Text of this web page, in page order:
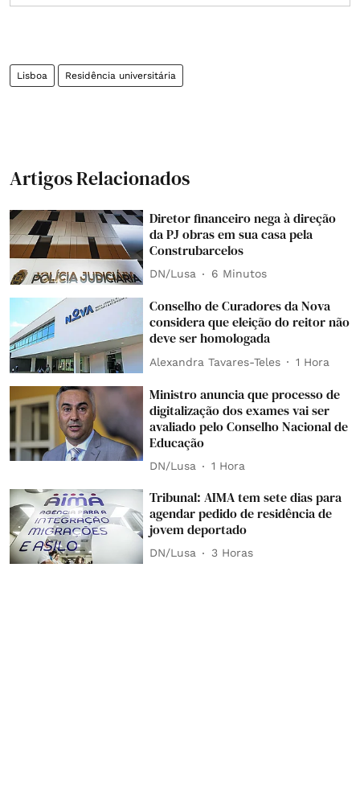
Lisboa Residência universitária
Artigos Relacionados
Diretor financeiro nega à direção
da PJ obras em sua casa pela
Construbarcelos
DN/Lusa 6 Minutos
Conselho de Curadores da Nova
considera que eleição do reitor não
deve ser homologada
Alexandra Tavares-Teles 1 Hora
Ministro anuncia que processo de
digitalização dos exames vai ser
avaliado pelo Conselho Nacional de
Educação
DN/Lusa 1 Hora
Tribunal: AIMA tem sete dias para
agendar pedido de residência de
jovem deportado
DN/Lusa 3 Horas